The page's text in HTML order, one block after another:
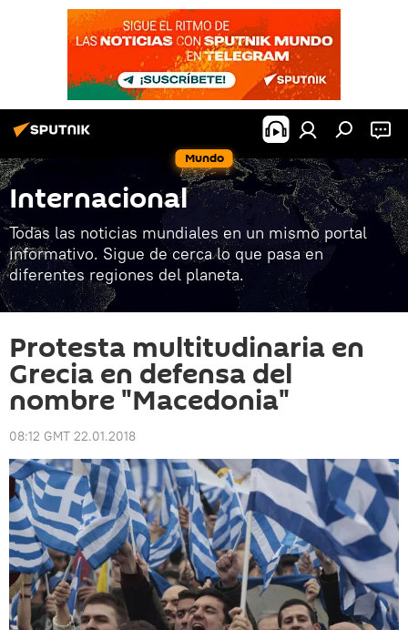
Mundo
Internacional
Todas las noticias mundiales en un mismo portal
informativo. Sigue de cerca lo que pasa en
diferentes regiones del planeta.
Protesta multitudinaria en
Grecia en defensa del
nombre "Macedonia"
08:12 GMT 22.01.2018